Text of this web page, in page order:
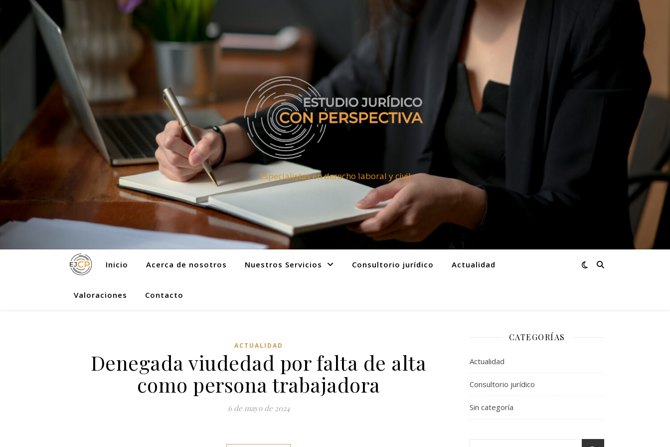
Especialistas en derecho laboral y civil
Inicio Acerca de nosotros Nuestros Servicios Consultorio jurídico Actualidad
Valoraciones Contacto
ACTUALIDAD
Denegada viudedad por falta de alta
como persona trabajadora
6 de mayo de 2024
CATEGORÍAS
Actualidad
Consultorio jurídico
Sin categoría